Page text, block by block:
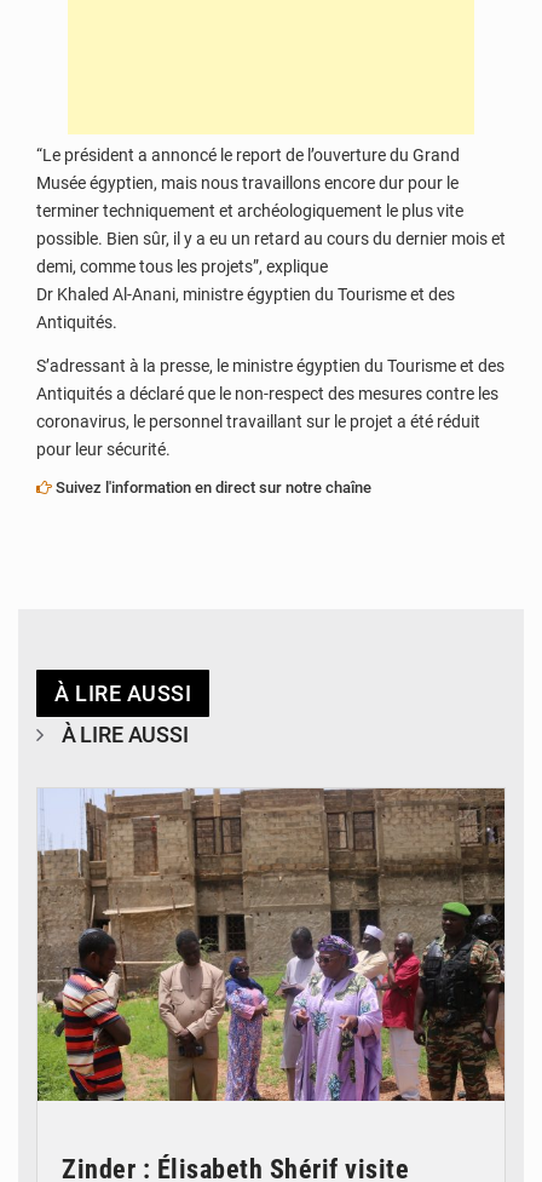
“Le président a annoncé le report de l’ouverture du Grand
Musée égyptien, mais nous travaillons encore dur pour le
terminer techniquement et archéologiquement le plus vite
possible. Bien sûr, il y a eu un retard au cours du dernier mois et
demi, comme tous les projets”, explique
Dr Khaled Al-Anani, ministre égyptien du Tourisme et des
Antiquités.
S’adressant à la presse, le ministre égyptien du Tourisme et des
Antiquités a déclaré que le non-respect des mesures contre les
coronavirus, le personnel travaillant sur le projet a été réduit
pour leur sécurité.
Suivez l'information en direct sur notre chaîne
À LIRE AUSSI
À LIRE AUSSI
Zinder : Élisabeth Shérif visite